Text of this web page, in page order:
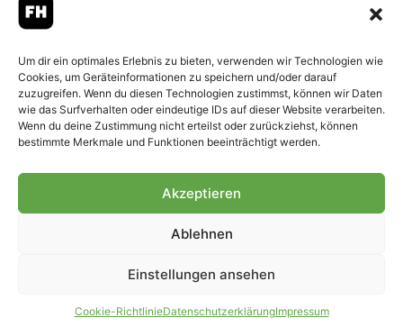
Um dir ein optimales Erlebnis zu bieten, verwenden wir Technologien wie
Cookies, um Geräteinformationen zu speichern und/oder darauf
zuzugreifen. Wenn du diesen Technologien zustimmst, können wir Daten
wie das Surfverhalten oder eindeutige IDs auf dieser Website verarbeiten.
Wenn du deine Zustimmung nicht erteilst oder zurückziehst, können
bestimmte Merkmale und Funktionen beeinträchtigt werden.
Akzeptieren
Ablehnen
Einstellungen ansehen
Cookie-RichtlinieDatenschutzerklärungImpressum
© 2007-2026 Fohlen-Hautnah.de
– Alle rechte vorbehalten.
offiziell eingetragenes Magazin
bei der Deutschen
Nationalbibliothek (ISSN 1868-
8233). Nachdruck und
Weiterverarbeitung, auch
auszugsweise, nur mit
PARTNER WERDEN
AGB